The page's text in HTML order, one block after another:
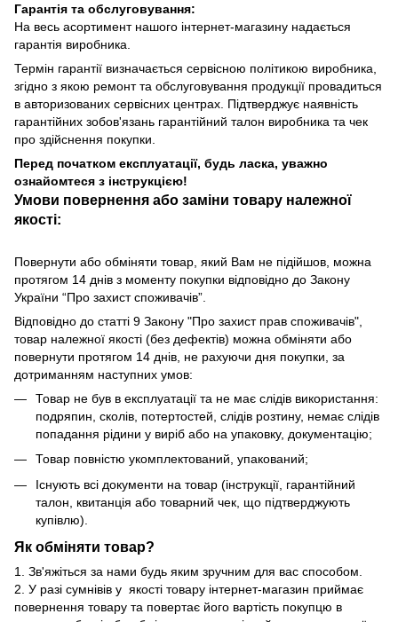
Гарантія та обслуговування:
На весь асортимент нашого інтернет-магазину надається
гарантія виробника.
Термін гарантії визначається сервісною політикою виробника,
згідно з якою ремонт та обслуговування продукції провадиться
в авторизованих сервісних центрах. Підтверджує наявність
гарантійних зобов'язань гарантійний талон виробника та чек
про здійснення покупки.
Перед початком експлуатації, будь ласка, уважно
ознайомтеся з інструкцією!
Умови повернення або заміни товару належної
якості:
Повернути або обміняти товар, який Вам не підійшов, можна
протягом 14 днів з моменту покупки відповідно до Закону
України “Про захист споживачів”.
Відповідно до статті 9 Закону "Про захист прав споживачів",
товар належної якості (без дефектів) можна обміняти або
повернути протягом 14 днів, не рахуючи дня покупки, за
дотриманням наступних умов:
Товар не був в експлуатації та не має слідів використання:
подряпин, сколів, потертостей, слідів розтину, немає слідів
попадання рідини у виріб або на упаковку, документацію;
Товар повністю укомплектований, упакований;
Існують всі документи на товар (інструкції, гарантійний
талон, квитанція або товарний чек, що підтверджують
купівлю).
Як обміняти товар?
1. Зв'яжіться за нами будь яким зручним для вас способом.
2. У разі сумнівів у якості товару інтернет-магазин приймає
повернення товару та повертає його вартість покупцю в